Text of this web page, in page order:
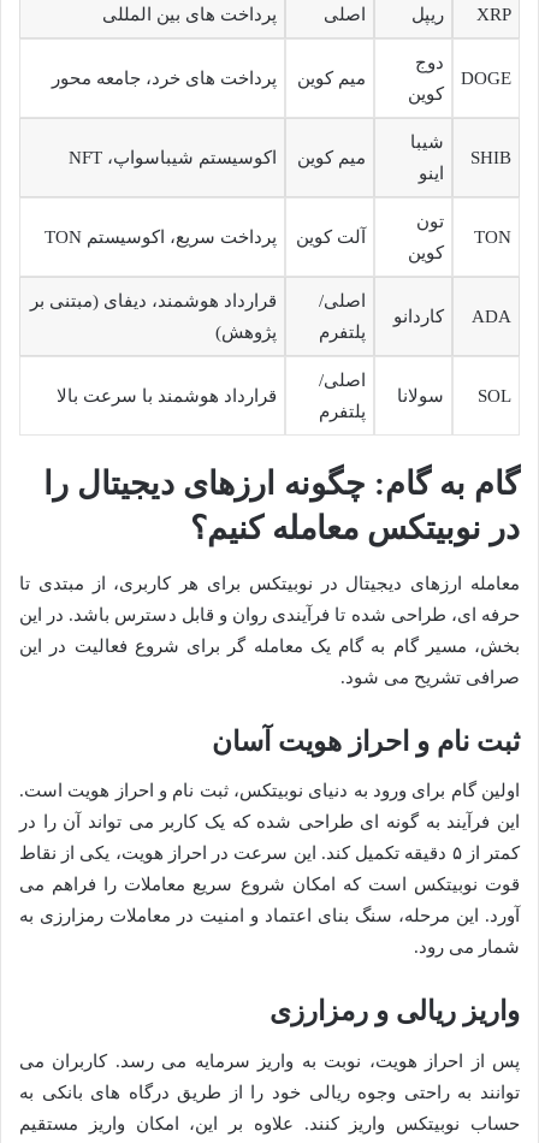
XRP ریپل اصلی پرداخت های بین المللی
DOGE
دوج
کوین
میم کوین پرداخت های خرد، جامعه محور
SHIB
شیبا
اینو
میم کوین اکوسیستم شیباسواپ، NFT
TON
تون
کوین
آلت کوین پرداخت سریع، اکوسیستم TON
ADA کاردانو
اصلی/
پلتفرم
قرارداد هوشمند، دیفای (مبتنی بر
پژوهش)
SOL سولانا
اصلی/
پلتفرم
قرارداد هوشمند با سرعت بالا
گام به گام: چگونه ارزهای دیجیتال را
در نوبیتکس معامله کنیم؟
معامله ارزهای دیجیتال در نوبیتکس برای هر کاربری، از مبتدی تا
حرفه ای، طراحی شده تا فرآیندی روان و قابل دسترس باشد. در این
بخش، مسیر گام به گام یک معامله گر برای شروع فعالیت در این
صرافی تشریح می شود.
ثبت نام و احراز هویت آسان
اولین گام برای ورود به دنیای نوبیتکس، ثبت نام و احراز هویت است.
این فرآیند به گونه ای طراحی شده که یک کاربر می تواند آن را در
کمتر از ۵ دقیقه تکمیل کند. این سرعت در احراز هویت، یکی از نقاط
قوت نوبیتکس است که امکان شروع سریع معاملات را فراهم می
آورد. این مرحله، سنگ بنای اعتماد و امنیت در معاملات رمزارزی به
شمار می رود.
واریز ریالی و رمزارزی
پس از احراز هویت، نوبت به واریز سرمایه می رسد. کاربران می
توانند به راحتی وجوه ریالی خود را از طریق درگاه های بانکی به
حساب نوبیتکس واریز کنند. علاوه بر این، امکان واریز مستقیم